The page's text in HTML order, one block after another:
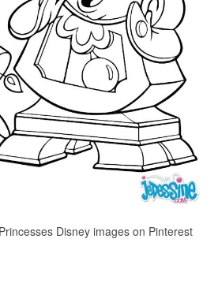
Disney images on Pinterest